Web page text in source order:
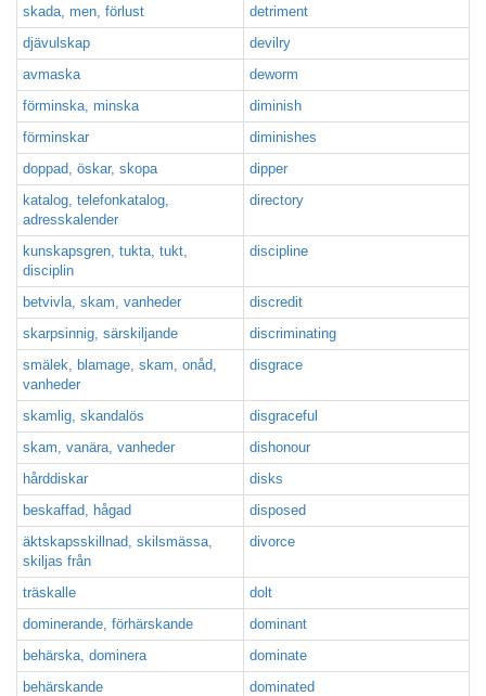
skada, men, förlust
detriment
djävulskap
devilry
avmaska
deworm
förminska, minska
diminish
förminskar
diminishes
doppad, öskar, skopa
dipper
katalog, telefonkatalog,
adresskalender
directory
kunskapsgren, tukta, tukt,
disciplin
discipline
betvivla, skam, vanheder
discredit
skarpsinnig, särskiljande
discriminating
smälek, blamage, skam, onåd,
vanheder
disgrace
skamlig, skandalös
disgraceful
skam, vanära, vanheder
dishonour
hårddiskar
disks
beskaffad, hågad
disposed
äktskapsskillnad, skilsmässa,
skiljas från
divorce
träskalle
dolt
dominerande, förhärskande
dominant
behärska, dominera
dominate
behärskande
dominated